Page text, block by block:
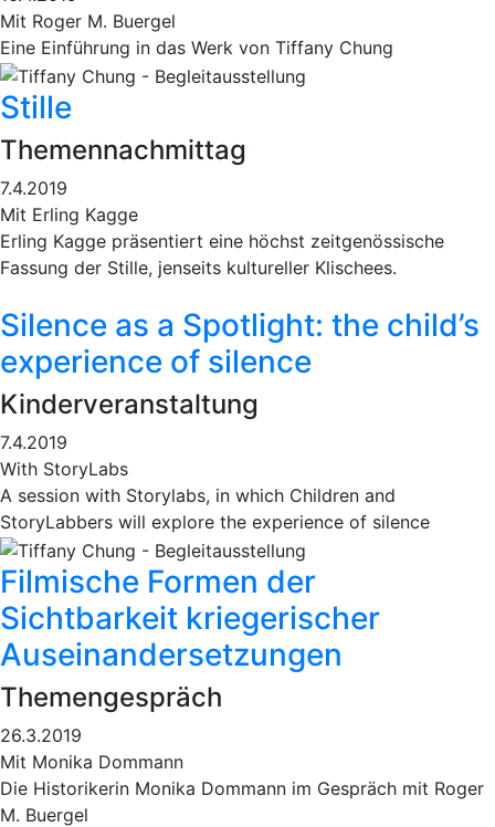
Mit Roger M. Buergel
Eine Einführung in das Werk von Tiffany Chung
Stille
Themennachmittag
7.4.2019
Mit Erling Kagge
Erling Kagge präsentiert eine höchst zeitgenössische
Fassung der Stille, jenseits kultureller Klischees.
Silence as a Spotlight: the child’s
experience of silence
Kinderveranstaltung
7.4.2019
With StoryLabs
A session with Storylabs, in which Children and
StoryLabbers will explore the experience of silence
Filmische Formen der
Sichtbarkeit kriegerischer
Auseinandersetzungen
Themengespräch
26.3.2019
Mit Monika Dommann
Die Historikerin Monika Dommann im Gespräch mit Roger
M. Buergel